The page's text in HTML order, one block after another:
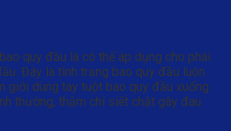
quy đầu là có thể áp dụng cho phái
Đây là tình trạng bao quy đầu luôn
giới dùng tay tuột bao quy đầu xuống
thường, thậm chí siết chặt gây đau